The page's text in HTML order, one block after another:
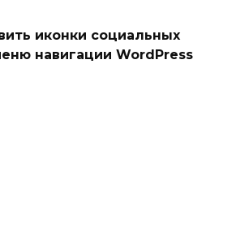
иконки социальных
навигации WordPress